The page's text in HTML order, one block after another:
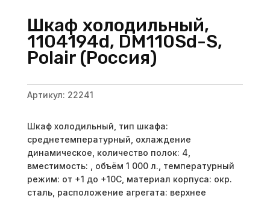
Шкаф холодильный,
1104194d, DM110Sd-S,
Polair (Россия)
Артикул: 22241
Шкаф холодильный, тип шкафа:
среднетемпературный, охлаждение
динамическое, количество полок: 4,
вместимость: , объём 1 000 л., температурный
режим: от +1 до +10С, материал корпуса: окр.
сталь, расположение агрегата: верхнее